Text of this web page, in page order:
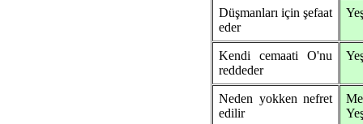
Düşmanları için şefaat
eder
Kendi cemaati O'nu
reddeder
Neden yokken nefret
edilir